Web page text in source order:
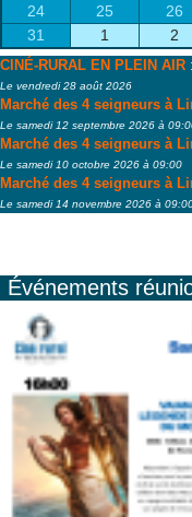
24
25 26
31
1 2
CINÉ-RURAL EN PLEIN AIR
Le vendredi 28 août 2026
Marché des 4 seigneurs à
Le samedi 12 septembre 2026 à
Marché des 4 seigneurs à
Le samedi 10 octobre 2026 à 09:00
Marché des 4 seigneurs à
Le samedi 14 novembre 2026 à
Événements